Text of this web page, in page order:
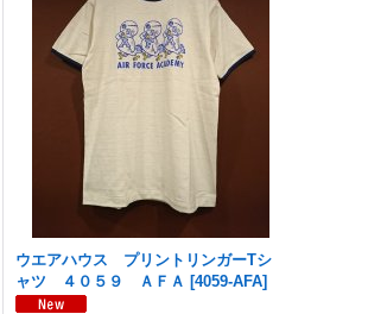
ウエアハウス プリントリンガーTシ
ャツ ４０５９ ＡＦＡ [4059-AFA]